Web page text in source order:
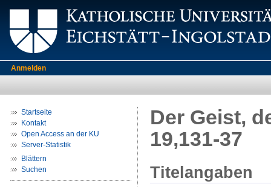
Anmelden
Startseite
Kontakt
Open Access an der KU
Server-Statistik
Blättern
Suchen
Der Geist,
19,131-37
Titelangaben